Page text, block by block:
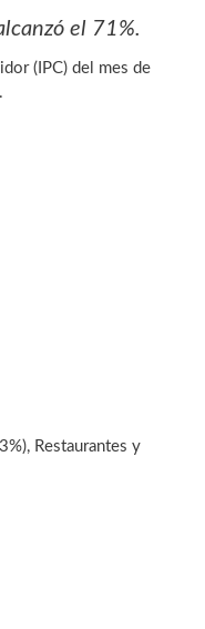
el 71%.
(IPC) del mes de
Restaurantes y